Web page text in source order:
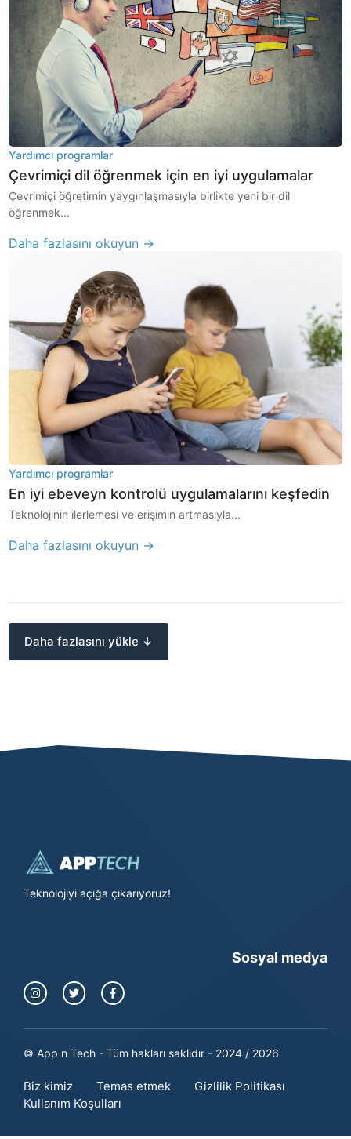
Yardımcı programlar
Çevrimiçi dil öğrenmek için en iyi uygulamalar
Çevrimiçi öğretimin yaygınlaşmasıyla birlikte yeni bir dil
öğrenmek...
Daha fazlasını okuyun →
Yardımcı programlar
En iyi ebeveyn kontrolü uygulamalarını keşfedin
Teknolojinin ilerlemesi ve erişimin artmasıyla...
Daha fazlasını okuyun →
Daha fazlasını yükle ↓
Teknolojiyi açığa çıkarıyoruz!
Sosyal medya
© App n Tech - Tüm hakları saklıdır - 2024 / 2026
Biz kimiz Temas etmek
Gizlilik Politikası
Kullanım Koşulları